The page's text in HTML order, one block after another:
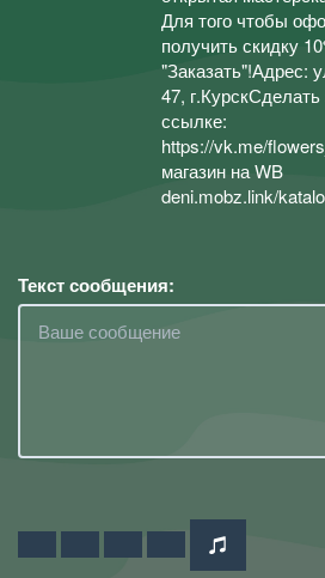
Для того чтобы
получить скидку
"Заказать"!Адрес:
47,
ссылке:
https://vk.me/
магазин на WB
deni.mobz.link/
Текст сообщения: